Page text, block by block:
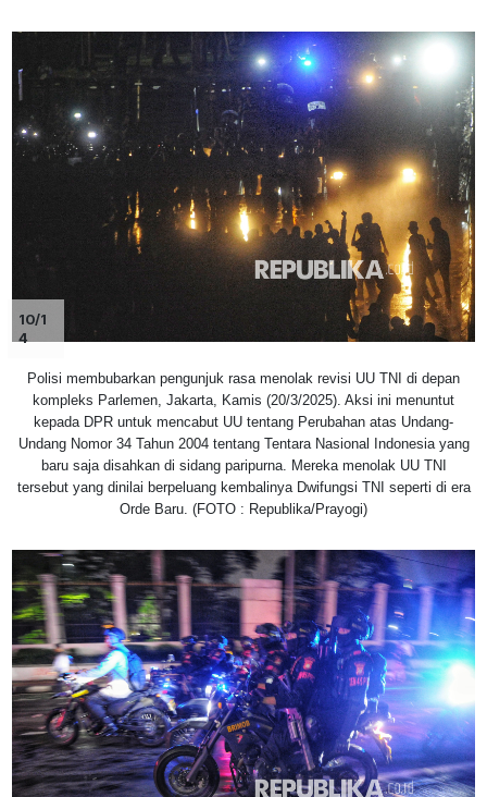
10/1
4
Polisi membubarkan pengunjuk rasa menolak revisi UU TNI di depan
kompleks Parlemen, Jakarta, Kamis (20/3/2025). Aksi ini menuntut
kepada DPR untuk mencabut UU tentang Perubahan atas Undang-
Undang Nomor 34 Tahun 2004 tentang Tentara Nasional Indonesia yang
baru saja disahkan di sidang paripurna. Mereka menolak UU TNI
tersebut yang dinilai berpeluang kembalinya Dwifungsi TNI seperti di era
Orde Baru. (FOTO : Republika/Prayogi)